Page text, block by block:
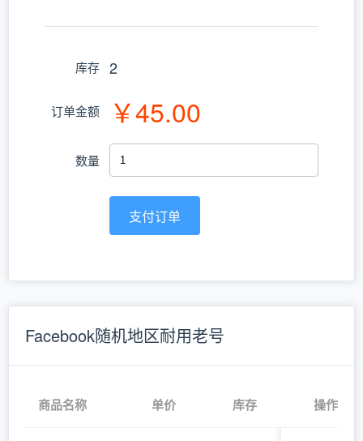
库存 2
订单金额 ￥45.00
数量
支付订单
Facebook随机地区耐用老号
商品名称 单价 库存 操作